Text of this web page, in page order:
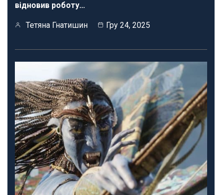
відновив роботу…
Тетяна Гнатишин Гру 24, 2025